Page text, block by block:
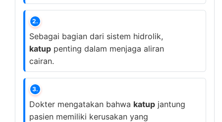
2.
Sebagai bagian dari sistem hidrolik,
katup penting dalam menjaga aliran
cairan.
3.
Dokter mengatakan bahwa katup jantung
pasien memiliki kerusakan yang